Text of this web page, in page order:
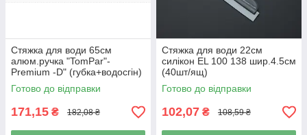
Стяжка для води 65см
алюм.ручка "TomPar"-
Premium -D" (губка+водосгін)
Польща (30шт/ящ)
Готово до відправки
171,15 ₴ 182,08 ₴
Стяжка для води 22см
силікон EL 100 138 шир.4.5см
(40шт/ящ)
Готово до відправки
102,07 ₴ 108,59 ₴